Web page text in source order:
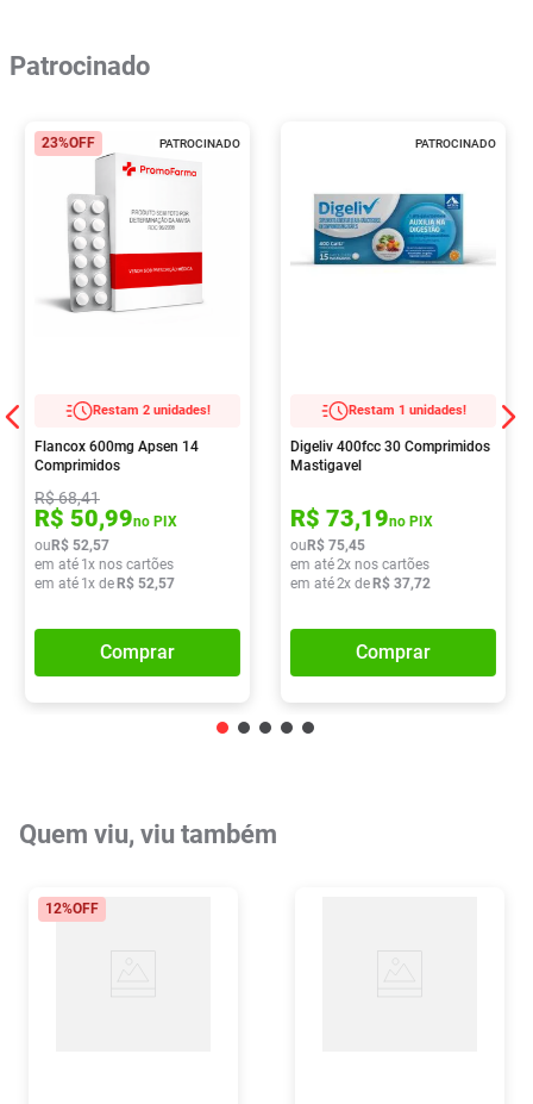
Patrocinado
PATROCINADO
23%OFF
Restam 2 unidades!
Flancox 600mg Apsen 14
Comprimidos
R$68,41
R$ 50,99no PIX
ou R$ 52,57
em até 1x nos cartões
em até 1x de R$ 52,57
Comprar
PATROCINADO
Restam 1 unidades!
Digeliv 400fcc 30 Comprimidos
Mastigavel
R$ 73,19no PIX
ou R$ 75,45
em até2x nos cartões
em até2x de R$ 37,72
Comprar
Quem viu, viu também
12%OFF